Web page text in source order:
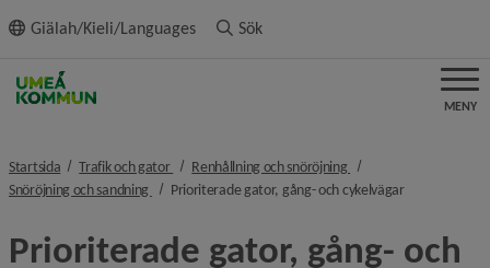
innehållet
Giälah/Kieli/Languages Sök
MENY
Startsida Trafik och gator nivå i brödsmulenavigeringen
Renhållning och snöröjning nivå i
Snöröjning och sandning nivå i brödsmulenavigeringen
Prioriterade gator, gång- och cykelvägarnivå i
Prioriterade gator, gång- och